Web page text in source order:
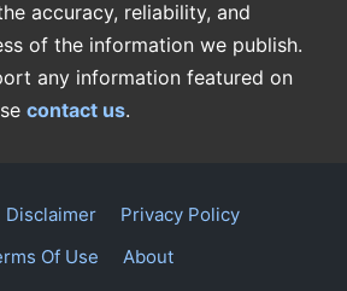
accuracy, reliability, and
of the information we publish.
any information featured on
contact us.
Disclaimer
Privacy Policy
Of Use
About